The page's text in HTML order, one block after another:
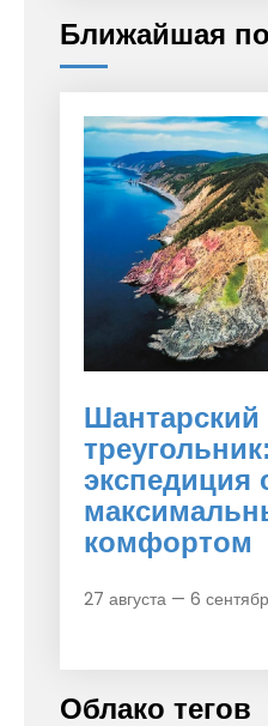
Ближайшая
Шантарский
экспедиция
комфортом
27 августа — 6
Облако тегов